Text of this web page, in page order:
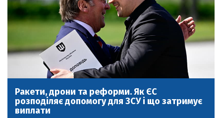
Ракети, дрони та реформи. Як ЄС
розподіляє допомогу для ЗСУ і що затримує
виплати